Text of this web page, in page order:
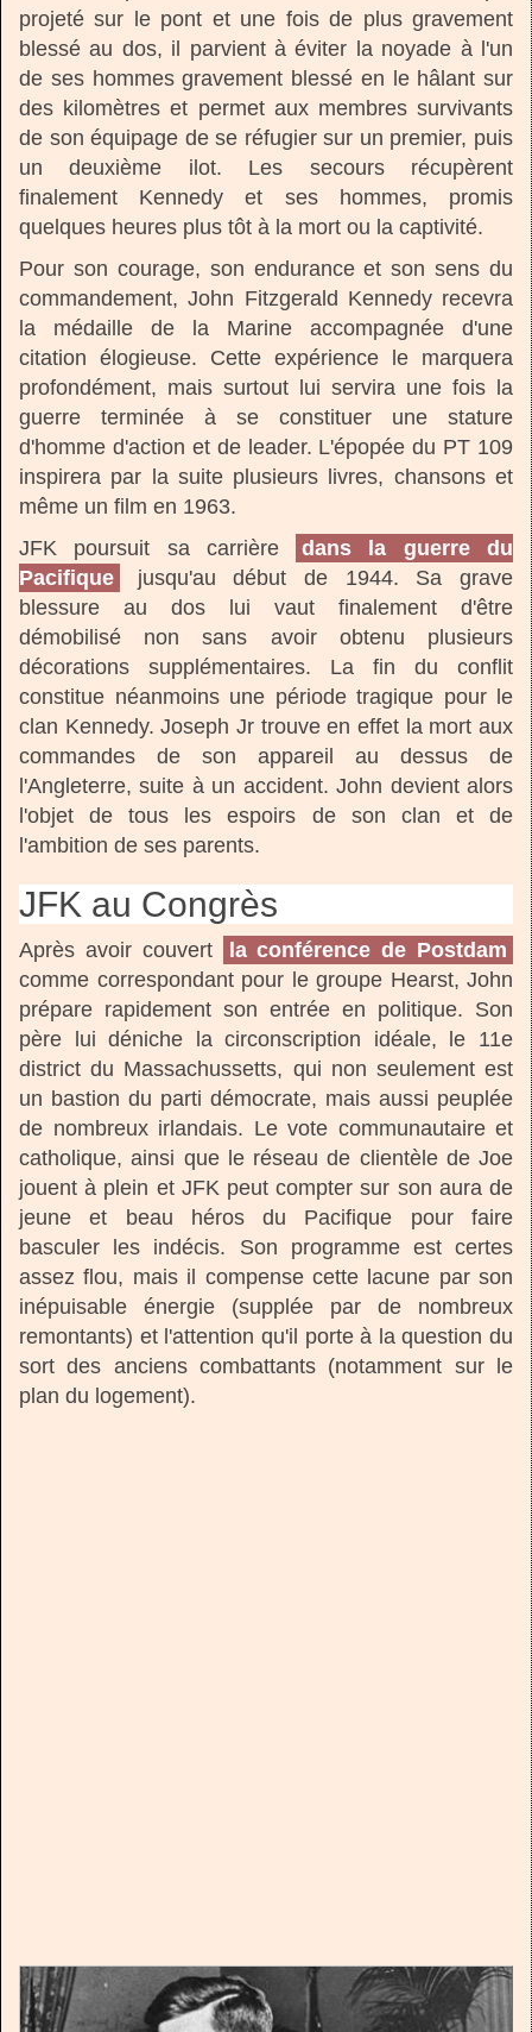
projeté sur le pont et une fois de plus gravement
blessé au dos, il parvient à éviter la noyade à l'un
de ses hommes gravement blessé en le hâlant sur
des kilomètres et permet aux membres survivants
de son équipage de se réfugier sur un premier, puis
un deuxième ilot. Les secours récupèrent
finalement Kennedy et ses hommes, promis
quelques heures plus tôt à la mort ou la captivité.
Pour son courage, son endurance et son sens du
commandement, John Fitzgerald Kennedy recevra
la médaille de la Marine accompagnée d'une
citation élogieuse. Cette expérience le marquera
profondément, mais surtout lui servira une fois la
guerre terminée à se constituer une stature
d'homme d'action et de leader. L'épopée du PT 109
inspirera par la suite plusieurs livres, chansons et
même un film en 1963.
JFK poursuit sa carrière
dans la guerre du
Pacifique
jusqu'au début de 1944. Sa grave
blessure au dos lui vaut finalement d'être
démobilisé non sans avoir obtenu plusieurs
décorations supplémentaires. La fin du conflit
constitue néanmoins une période tragique pour le
clan Kennedy. Joseph Jr trouve en effet la mort aux
commandes de son appareil au dessus de
l'Angleterre, suite à un accident. John devient alors
l'objet de tous les espoirs de son clan et de
l'ambition de ses parents.
JFK au Congrès
Après avoir couvert
la conférence de Postdam
comme correspondant pour le groupe Hearst, John
prépare rapidement son entrée en politique. Son
père lui déniche la circonscription idéale, le 11e
district du Massachussetts, qui non seulement est
un bastion du parti démocrate, mais aussi peuplée
de nombreux irlandais. Le vote communautaire et
catholique, ainsi que le réseau de clientèle de Joe
jouent à plein et JFK peut compter sur son aura de
jeune et beau héros du Pacifique pour faire
basculer les indécis. Son programme est certes
assez flou, mais il compense cette lacune par son
inépuisable énergie (supplée par de nombreux
remontants) et l'attention qu'il porte à la question du
sort des anciens combattants (notamment sur le
plan du logement).